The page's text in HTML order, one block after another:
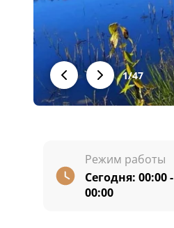
1/47
Режим работы
Сегодня: 00:00 -
00:00